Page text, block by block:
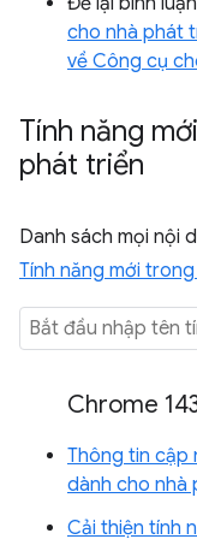
cho nhà phát
về Công cụ
Tính năng
phát triển
Danh sách mọi nội
Tính năng mới
Chrome
Thông tin cập
dành cho nhà
Cải thiện tính